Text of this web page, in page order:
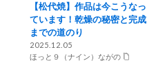
【松代焼】作品は今こうなっ
ています！乾燥の秘密と完成
までの道のり
2025.12.05
ほっと９（ナイン）ながの